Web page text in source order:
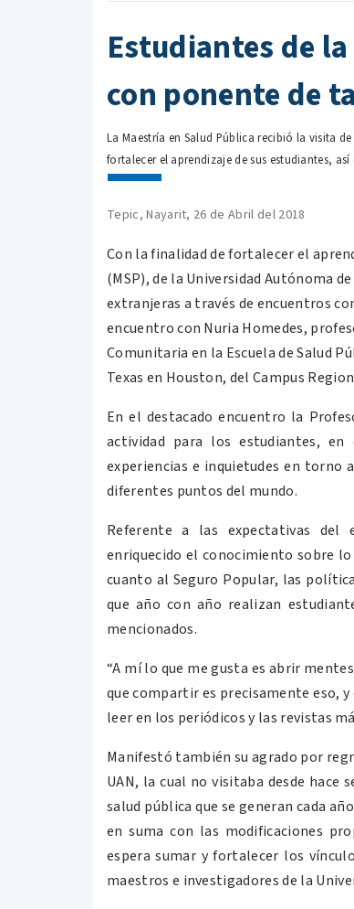
Estudiantes de
con ponente de
La Maestría en Salud Pública recibió la visita
fortalecer el aprendizaje de sus estudiantes,
Tepic, Nayarit, 26 de Abril del 2018
Con la finalidad de fortalecer el
(MSP), de la Universidad Autónoma
extranjeras a través de encuentros
encuentro con Nuria Homedes,
Comunitaria en la Escuela de Salud
Texas en Houston, del Campus
En el destacado encuentro la
actividad para los estudiantes,
experiencias e inquietudes en torno
diferentes puntos del mundo.
Referente a las expectativas del
enriquecido el conocimiento sobre lo
cuanto al Seguro Popular, las
que año con año realizan
mencionados.
“A mí lo que me gusta es abrir
que compartir es precisamente eso,
leer en los periódicos y las revistas
Manifestó también su agrado por
UAN, la cual no visitaba desde hace
salud pública que se generan cada
en suma con las modificaciones
espera sumar y fortalecer los
maestros e investigadores de la